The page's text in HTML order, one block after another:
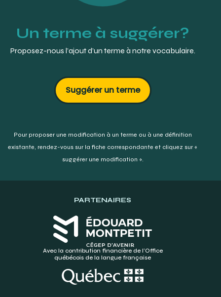
Un terme à suggérer?
Proposez-nous l’ajout d’un terme à notre vocabulaire.
Suggérer un terme
Pour proposer une modification à un terme ou à une définition
existante, rendez-vous sur la fiche correspondante et cliquez sur «
suggérer une modification ».
PARTENAIRES
Avec la contribution financière de l’Office
québécois de la langue française